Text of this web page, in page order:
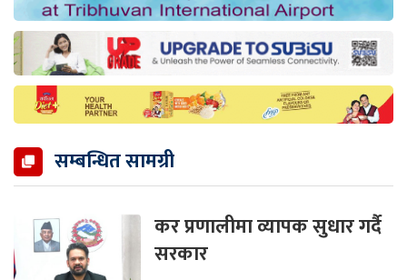
सम्बन्धित सामग्री
कर प्रणालीमा व्यापक सुधार गर्दै
सरकार